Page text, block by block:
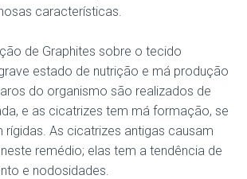
características.
de Graphites sobre o tecido
estado de nutrição e má produção
do organismo são realizados de
e as cicatrizes tem má formação, se
As cicatrizes antigas causam
remédio; elas tem a tendência de
e nodosidades.